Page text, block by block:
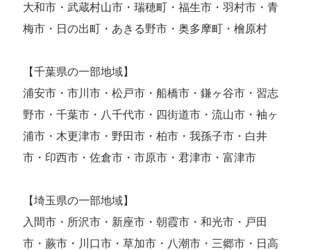
大和市・武蔵村山市・瑞穂町・福生市・羽村市・青
梅市・日の出町・あきる野市・奥多摩町・檜原村
【千葉県の一部地域】
浦安市・市川市・松戸市・船橋市・鎌ヶ谷市・習志
野市・千葉市・八千代市・四街道市・流山市・袖ヶ
浦市・木更津市・野田市・柏市・我孫子市・白井
市・印西市・佐倉市・市原市・君津市・富津市
【埼玉県の一部地域】
入間市・所沢市・新座市・朝霞市・和光市・戸田
市・蕨市・川口市・草加市・八潮市・三郷市・日高